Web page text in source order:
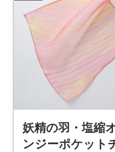
妖精の羽・塩縮
ンジーポケット